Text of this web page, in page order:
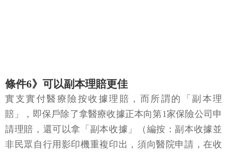
條件6》可以副本理賠更佳
實支實付醫療險按收據理賠，而所謂的「副本理
賠」，即保戶除了拿醫療收據正本向第1家保險公司申
請理賠，還可以拿「副本收據」（編按：副本收據並
非民眾自行用影印機重複印出，須向醫院申請，在收